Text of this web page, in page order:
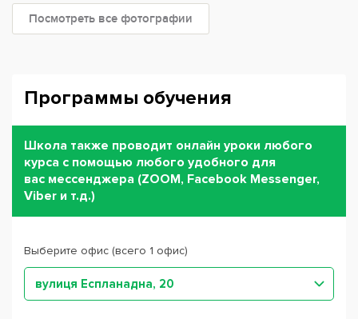
Посмотреть все фотографии
Программы обучения
Школа также проводит онлайн уроки любого
курса с помощью любого удобного для
вас мессенджера (ZOOM, Facebook Messenger,
Viber и т.д.)
Выберите офис (всего 1 офис)
вулиця Еспланадна, 20